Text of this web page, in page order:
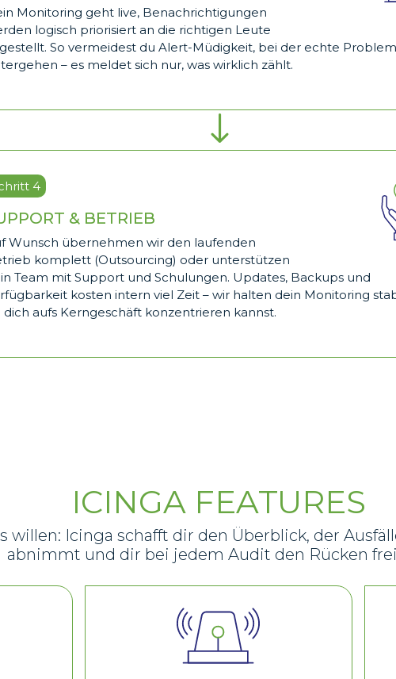
Monitoring geht live, Benachrichtigungen
logisch priorisiert an die richtigen Leute
So vermeidest du Alert-Müdigkeit, bei der echte
– es meldet sich nur, was wirklich zählt.
"
4
& BETRIEB
Wunsch übernehmen wir den laufenden
komplett (Outsourcing) oder unterstützen
Team mit Support und Schulungen. Updates, Backups und
kosten intern viel Zeit – wir halten dein Monitoring
dich aufs Kerngeschäft konzentrieren kannst.
ICINGA FEATURES
willen: Icinga schafft dir den Überblick, der
abnimmt und dir bei jedem Audit den Rücken